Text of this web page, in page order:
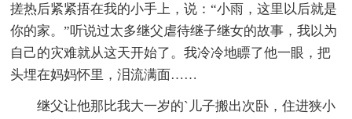
搓热后紧紧捂在我的小手上，说：“小雨，这里以后就是
你的家。”听说过太多继父虐待继子继女的故事，我以为
自己的灾难就从这天开始了。我冷冷地瞟了他一眼，把
头埋在妈妈怀里，泪流满面……
继父让他那比我大一岁的`儿子搬出次卧，住进狭小